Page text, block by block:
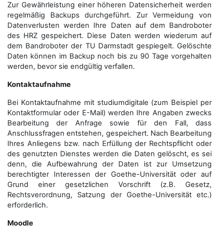
Zur Gewährleistung einer höheren Datensicherheit werden
regelmäßig Backups durchgeführt. Zur Vermeidung von
Datenverlusten werden Ihre Daten auf dem Bandroboter
des HRZ gespeichert. Diese Daten werden wiederum auf
dem Bandroboter der TU Darmstadt gespiegelt. Gelöschte
Daten können im Backup noch bis zu 90 Tage vorgehalten
werden, bevor sie endgültig verfallen.
Kontaktaufnahme
Bei Kontaktaufnahme mit studiumdigitale (zum Beispiel per
Kontaktformular oder E-Mail) werden Ihre Angaben zwecks
Bearbeitung der Anfrage sowie für den Fall, dass
Anschluss­fragen entstehen, gespeichert. Nach Bearbeitung
Ihres Anliegens bzw. nach Erfüllung der Rechtspflicht oder
des genutzten Dienstes werden die Daten gelöscht, es sei
denn, die Aufbewahrung der Daten ist zur Umsetzung
berechtigter Interessen der Goethe-Universität oder auf
Grund einer gesetzlichen Vorschrift (z.B. Gesetz,
Rechtsverordnung, Satzung der Goethe-Universität etc.)
erforderlich.
Moodle